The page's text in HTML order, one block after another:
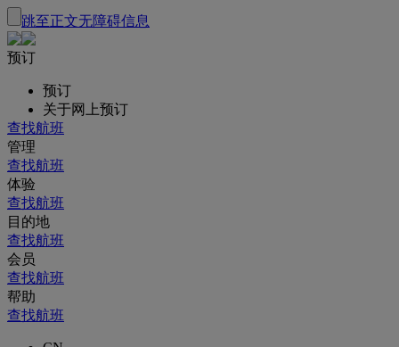
跳至正文无障碍信息
预订
预订
关于网上预订
查找航班
管理
查找航班
体验
查找航班
目的地
查找航班
会员
查找航班
帮助
查找航班